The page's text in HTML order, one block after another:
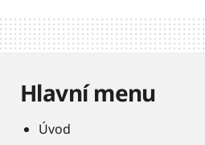
Hlavní menu
Úvod